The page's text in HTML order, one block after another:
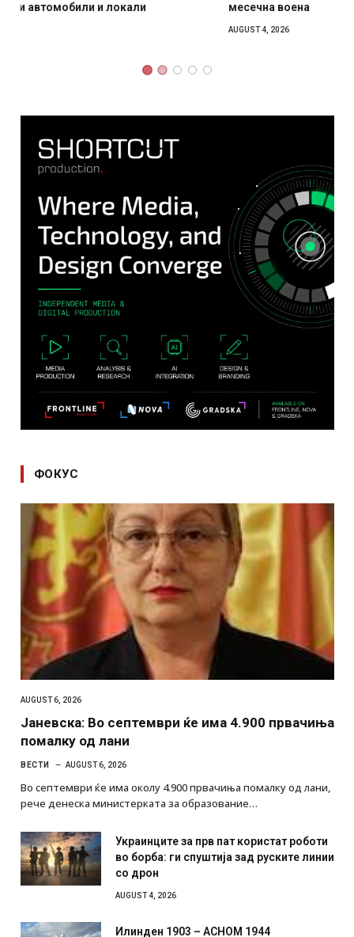
месечна воена
ФОКУС
AUGUST 6, 2026
Јаневска: Во септември ќе има 4.900 првачиња
помалку од лани
ВЕСТИ AUGUST 6, 2026
Во септември ќе има околу 4.900 првачиња помалку од лани,
рече денеска министерката за образование…
Украинците за прв пат користат роботи
во борба: ги спуштија зад руските линии
со дрон
AUGUST 4, 2026
Илинден 1903 – АСНОМ 1944